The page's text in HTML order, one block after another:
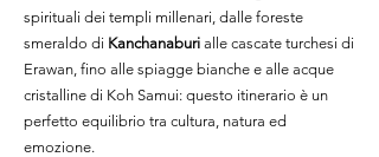
spirituali dei templi millenari, dalle foreste
smeraldo di Kanchanaburi alle cascate turchesi di
Erawan, fino alle spiagge bianche e alle acque
cristalline di Koh Samui: questo itinerario è un
perfetto equilibrio tra cultura, natura ed
emozione.